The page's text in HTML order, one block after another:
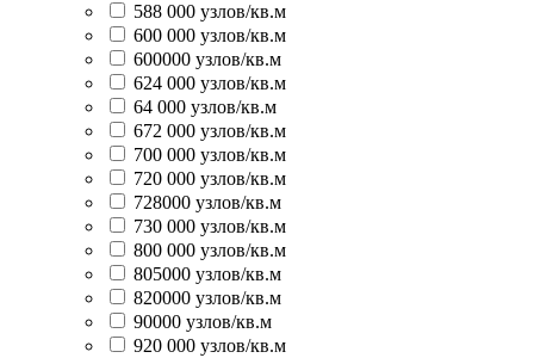
588 000 узлов/кв.м
600 000 узлов/кв.м
600000 узлов/кв.м
624 000 узлов/кв.м
64 000 узлов/кв.м
672 000 узлов/кв.м
700 000 узлов/кв.м
720 000 узлов/кв.м
728000 узлов/кв.м
730 000 узлов/кв.м
800 000 узлов/кв.м
805000 узлов/кв.м
820000 узлов/кв.м
90000 узлов/кв.м
920 000 узлов/кв.м